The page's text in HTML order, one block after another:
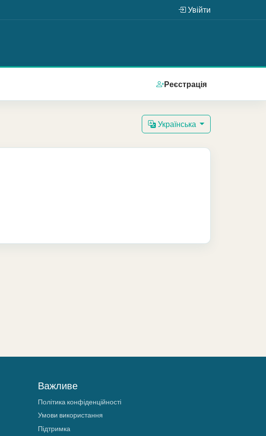
Увійти
Реєстрація
Українська
Важливе
Політика конфіденційності
Умови використання
Підтримка